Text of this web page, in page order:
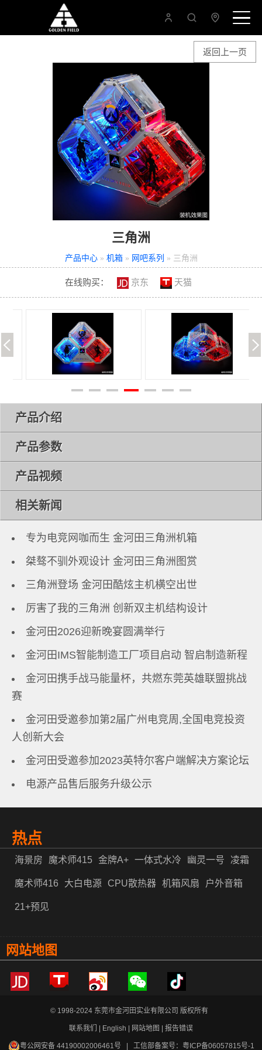
返回上一页
三角洲
产品中心» 机箱» 网吧系列 » 三角洲
在线购买： 京东 天猫
产品介绍
产品参数
产品视频
相关新闻
专为电竞网咖而生 金河田三角洲机箱
桀骜不驯外观设计 金河田三角洲图赏
三角洲登场 金河田酷炫主机横空出世
厉害了我的三角洲 创新双主机结构设计
金河田2026迎新晚宴圆满举行
金河田IMS智能制造工厂项目启动 智启制造新程
金河田携手战马能量杯，共燃东莞英雄联盟挑战
赛
金河田受邀参加第2届广州电竞周,全国电竞投资
人创新大会
金河田受邀参加2023英特尔客户端解决方案论坛
电源产品售后服务升级公示
热点
海景房 魔术师415 金牌A+ 一体式水冷 幽灵一号 凌霜
魔术师416 大白电源 CPU散热器 机箱风扇 户外音箱
21+预见
网站地图
© 1998-2024 东莞市金河田实业有限公司 版权所有
联系我们 | English | 网站地图 | 报告错误
粤公网安备 44190002006461号 | 工信部备案号： 粤ICP备06057815号-1